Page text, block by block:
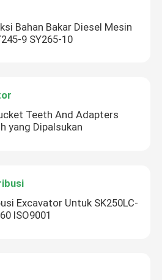
Bahan Bakar Diesel Mesin
9 SY265-10
Teeth And Adapters
yang Dipalsukan
Excavator Untuk SK250LC-
ISO9001